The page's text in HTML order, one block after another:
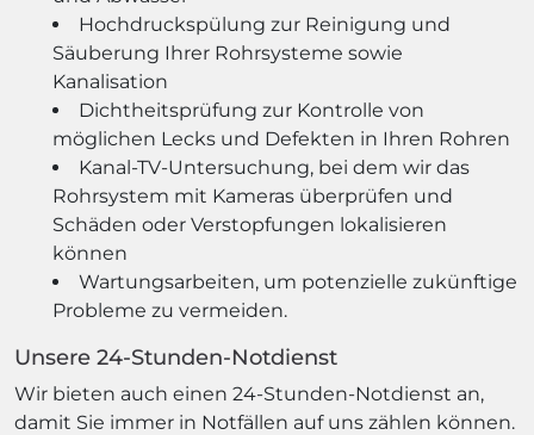
Hochdruckspülung zur Reinigung und
Säuberung Ihrer Rohrsysteme sowie
Kanalisation
Dichtheitsprüfung zur Kontrolle von
möglichen Lecks und Defekten in Ihren Rohren
Kanal-TV-Untersuchung, bei dem wir das
Rohrsystem mit Kameras überprüfen und
Schäden oder Verstopfungen lokalisieren
können
Wartungsarbeiten, um potenzielle zukünftige
Probleme zu vermeiden.
Unsere 24-Stunden-Notdienst
Wir bieten auch einen 24-Stunden-Notdienst an,
damit Sie immer in Notfällen auf uns zählen können.